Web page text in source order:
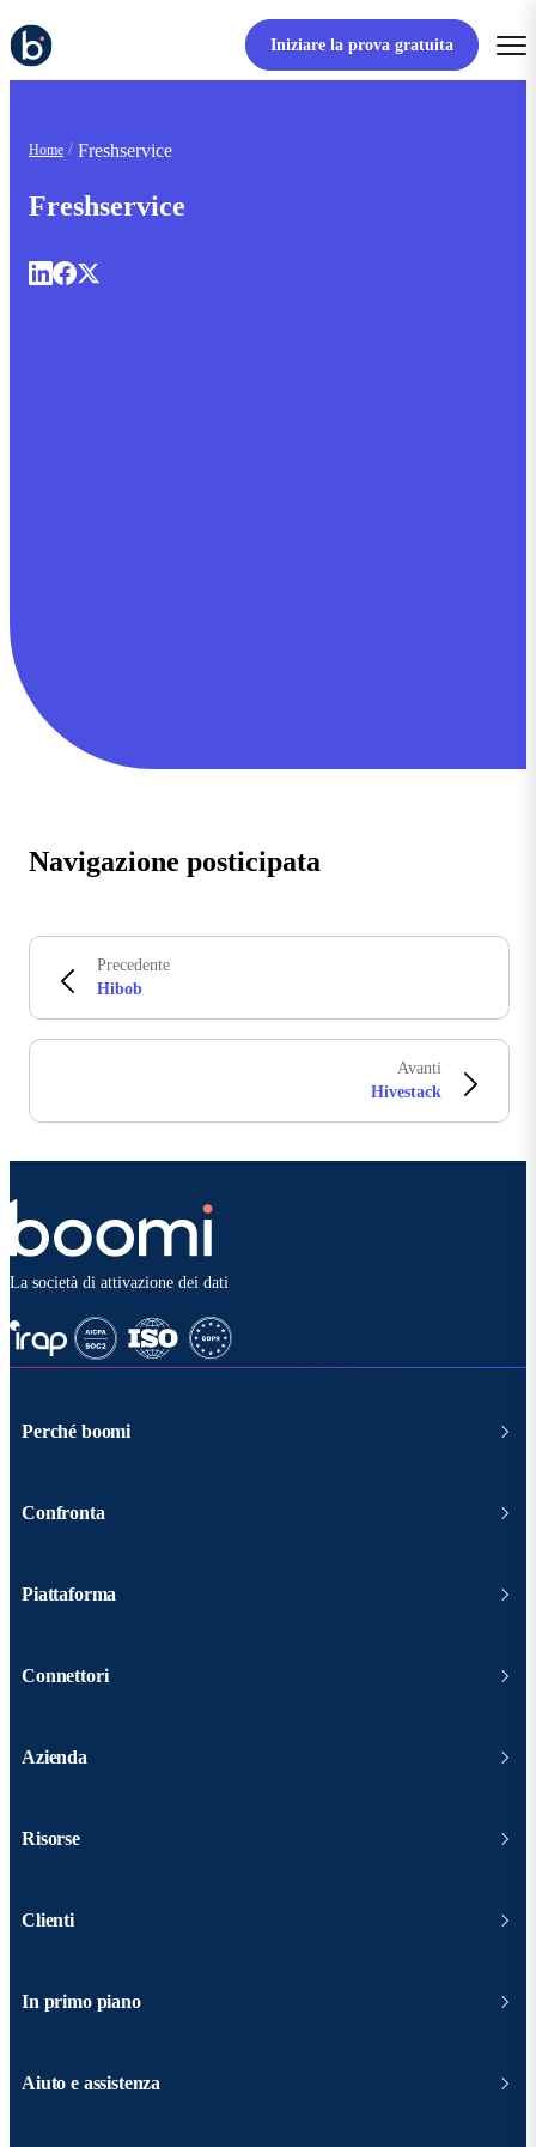
Iniziare la prova gratuita
Home Freshservice
Freshservice
Navigazione posticipata
Precedente
Hibob
Avanti
Hivestack
La società di attivazione dei dati
Perché boomi
Confronta
Piattaforma
Connettori
Azienda
Risorse
Clienti
In primo piano
Aiuto e assistenza